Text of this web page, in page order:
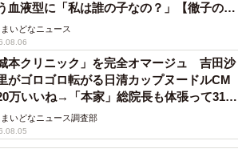
血液型に「私は誰の子なの？」【徹子の部
まいどなニュース
城本クリニック」を完全オマージュ 吉田沙
がゴロゴロ転がる日清カップヌードルCM
万いいね→「本家」総院長も体張って31万
ね
まいどなニュース調査部